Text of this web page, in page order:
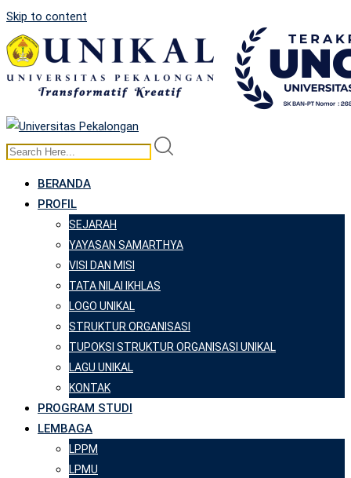
Skip to content
BERANDA
PROFIL
SEJARAH
YAYASAN SAMARTHYA
VISI DAN MISI
TATA NILAI IKHLAS
LOGO UNIKAL
STRUKTUR ORGANISASI
TUPOKSI STRUKTUR ORGANISASI UNIKAL
LAGU UNIKAL
KONTAK
PROGRAM STUDI
LEMBAGA
LPPM
LPMU